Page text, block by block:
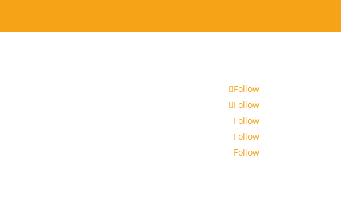
Follow
Follow
Follow
Follow
Follow